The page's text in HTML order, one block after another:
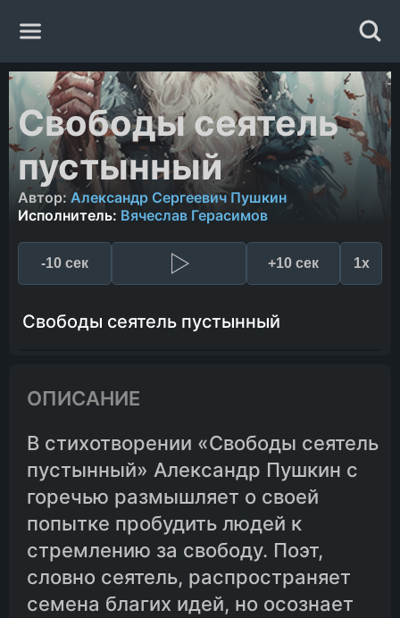
Главная
Жанры
Авторы
Исполнители
Свободы сеятель
пустынный
Автор: Александр Сергеевич Пушкин
Исполнитель: Вячеслав Герасимов
-10 сек +10 сек 1x
Свободы сеятель пустынный
ОПИСАНИЕ
В стихотворении «Свободы сеятель
пустынный» Александр Пушкин с
горечью размышляет о своей
попытке пробудить людей к
стремлению за свободу. Поэт,
словно сеятель, распространяет
семена благих идей, но осознает